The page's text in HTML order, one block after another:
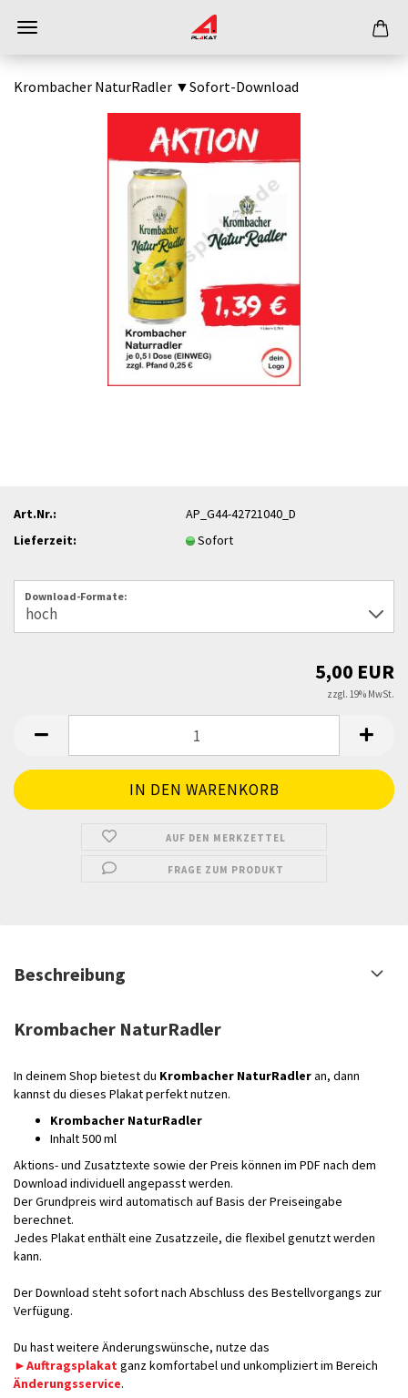
Krombacher NaturRadler ▼Sofort-Download
Art.Nr.:
AP_G44-42721040_D
Lieferzeit:
Sofort
Download-Formate:
5,00 EUR
zzgl. 19% MwSt.
AUF DEN MERKZETTEL
FRAGE ZUM PRODUKT
Beschreibung
Krombacher NaturRadler
In deinem Shop bietest du Krombacher NaturRadleran, dann
kannst du dieses Plakat perfekt nutzen.
Krombacher NaturRadler
Inhalt 500 ml
Aktions- und Zusatztexte sowie der Preis können im PDF nach dem
Download individuell angepasst werden.
Der Grundpreis wird automatisch auf Basis der Preiseingabe
berechnet.
Jedes Plakat enthält eine Zusatzzeile, die flexibel genutzt werden
kann.
Der Download steht sofort nach Abschluss des Bestellvorgangs zur
Verfügung.
Du hast weitere Änderungswünsche, nutze das
►Auftragsplakat ganz komfortabel und unkompliziert im Bereich
Änderungsservice.